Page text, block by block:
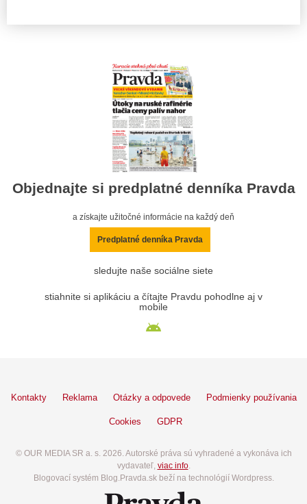
Objednajte si predplatné denníka Pravda
a získajte užitočné informácie na každý deň
Predplatné denníka Pravda
sledujte naše sociálne siete
stiahnite si aplikáciu a čítajte Pravdu pohodlne aj v
mobile
Kontakty Reklama Otázky a odpovede Podmienky používania
Cookies GDPR
© OUR MEDIA SR a. s. 2026. Autorské práva sú vyhradené a vykonáva ich
vydavateľ, viac info.
Blogovací systém Blog.Pravda.sk beží na technológií Wordpress.